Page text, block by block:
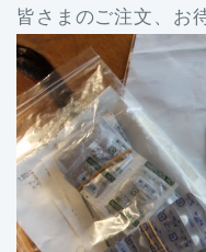
皆さまのご注文、お